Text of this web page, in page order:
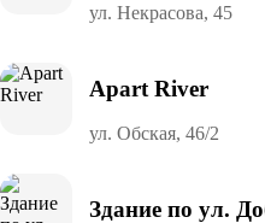
ул. Некрасова, 45
Apart River
ул. Обская, 46/2
Здание по ул.